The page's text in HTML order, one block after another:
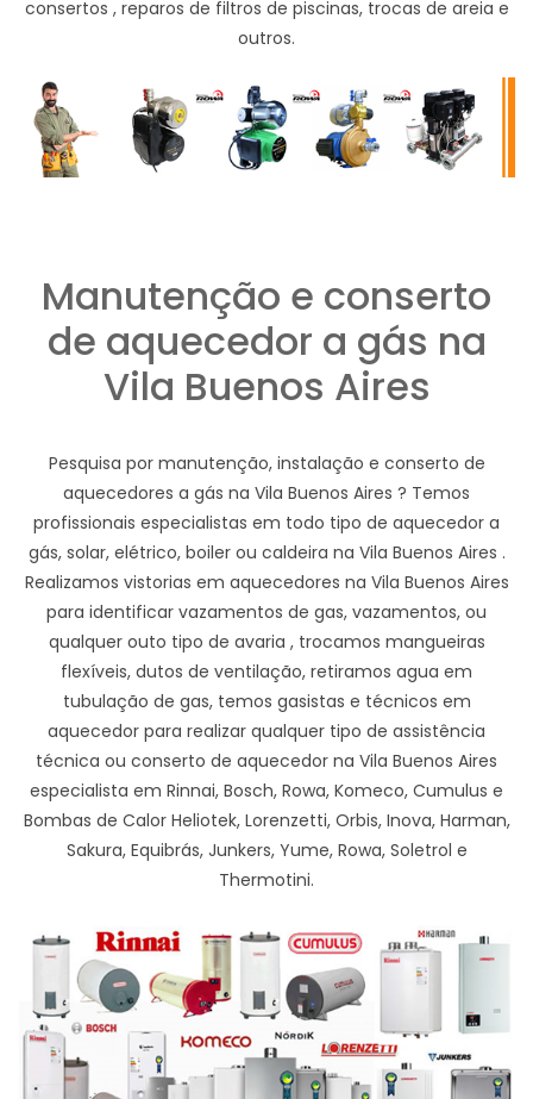
consertos , reparos de filtros de piscinas, trocas de areia e
outros.
Manutenção e conserto
de aquecedor a gás na
Vila Buenos Aires
Pesquisa por manutenção, instalação e conserto de
aquecedores a gás na Vila Buenos Aires ? Temos
profissionais especialistas em todo tipo de aquecedor a
gás, solar, elétrico, boiler ou caldeira na Vila Buenos Aires .
Realizamos vistorias em aquecedores na Vila Buenos Aires
para identificar vazamentos de gas, vazamentos, ou
qualquer outo tipo de avaria , trocamos mangueiras
flexíveis, dutos de ventilação, retiramos agua em
tubulação de gas, temos gasistas e técnicos em
aquecedor para realizar qualquer tipo de assistência
técnica ou conserto de aquecedor na Vila Buenos Aires
especialista em Rinnai, Bosch, Rowa, Komeco, Cumulus e
Bombas de Calor Heliotek, Lorenzetti, Orbis, Inova, Harman,
Sakura, Equibrás, Junkers, Yume, Rowa, Soletrol e
Thermotini.